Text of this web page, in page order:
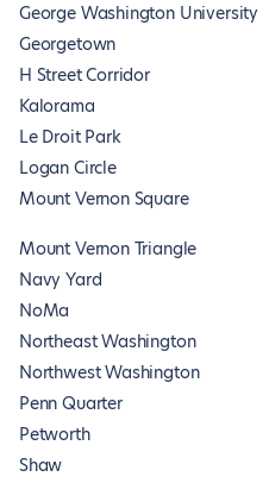
George Washington University
Georgetown
H Street Corridor
Kalorama
Le Droit Park
Logan Circle
Mount Vernon Square
Mount Vernon Triangle
Navy Yard
NoMa
Northeast Washington
Northwest Washington
Penn Quarter
Petworth
Shaw